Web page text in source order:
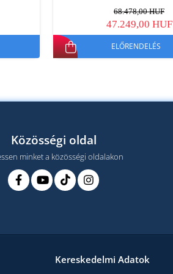
68.478,00 HUF
47.249,00 HUF
ELŐRENDELÉS
Közösségi oldal
minket a közösségi oldalakon
Kereskedelmi Adatok